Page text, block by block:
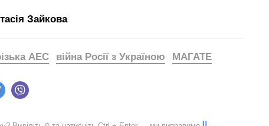
Зайкова
Telegram
АЕС війна Росії з Україною МАГАТЕ